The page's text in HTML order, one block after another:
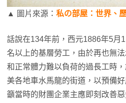
▲ 圖片來源： 私の部屋：世界、
話說在134年前，西元1886年5月
名以上的基層勞工，由於再也無
和正常體力難以負荷的過長工時
美各地車水馬龍的街道，以預備
籲當時的財團企業主應即刻改善